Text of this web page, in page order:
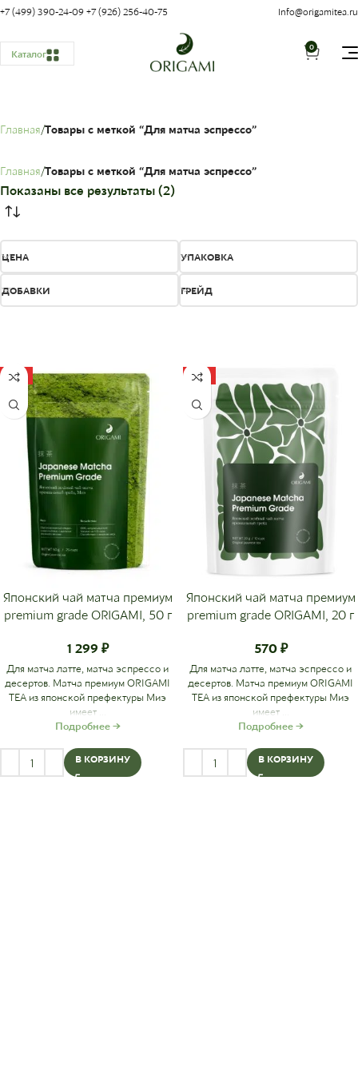
+7 (499) 390-24-09 +7 (926) 256-40-75 Info@origamitea.ru
Каталог
0
Главная Товары с меткой “Для матча эспрессо”
Главная Товары с меткой “Для матча эспрессо”
Показаны все результаты (2)
ЦЕНА УПАКОВКА
ДОБАВКИ ГРЕЙД
ХИТ
Японский чай матча премиум
premium grade ORIGAMI, 50 г
1 299 ₽
Для матча латте, матча эспрессо и
десертов. Матча премиум ORIGAMI
TEA из японской префектуры Миэ
имеет ...
Подробнее →
В КОРЗИНУ
ХИТ
Японский чай матча премиум
premium grade ORIGAMI, 20 г
570 ₽
Для матча латте, матча эспрессо и
десертов. Матча премиум ORIGAMI
TEA из японской префектуры Миэ
имеет ...
Подробнее →
В КОРЗИНУ